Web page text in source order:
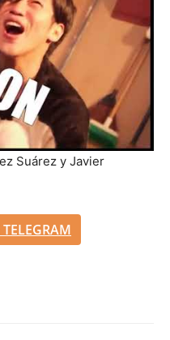
Suárez y Javier